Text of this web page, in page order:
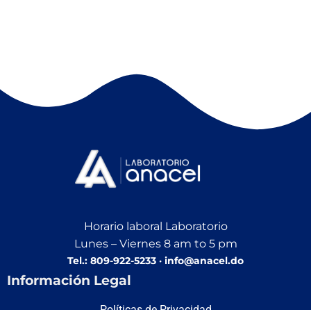
Horario laboral Laboratorio
Lunes – Viernes 8 am to 5 pm
Tel.: 809-922-5233 · info@anacel.do
Información Legal